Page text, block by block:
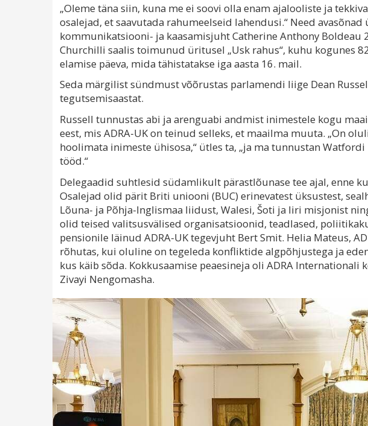
„Oleme täna siin, kuna me ei soovi olla enam ajalooliste ja
osalejad, et saavutada rahumeelseid lahendusi.“ Need
kommunikatsiooni- ja kaasamisjuht Catherine Anthony
Churchilli saalis toimunud üritusel „Usk rahus“, kuhu kogunes
elamise päeva, mida tähistatakse iga aasta 16. mail.
Seda märgilist sündmust võõrustas parlamendi liige Dean
tegutsemisaastat.
Russell tunnustas abi ja arenguabi andmist inimestele kogu
eest, mis ADRA-UK on teinud selleks, et maailma muuta. „On
hoolimata inimeste ühisosa,“ ütles ta, „ja ma tunnustan
tööd.“
Delegaadid suhtlesid südamlikult pärastlõunase tee ajal, enne
Osalejad olid pärit Briti uniooni (BUC) erinevatest üksustest,
Lõuna- ja Põhja-Inglismaa liidust, Walesi, Šoti ja Iiri misjonist
olid teised valitsusvälised organisatsioonid, teadlased,
pensionile läinud ADRA-UK tegevjuht Bert Smit. Helia Mateus,
rõhutas, kui oluline on tegeleda konfliktide algpõhjustega ja
kus käib sõda. Kokkusaamise peaesineja oli ADRA
Zivayi Nengomasha.